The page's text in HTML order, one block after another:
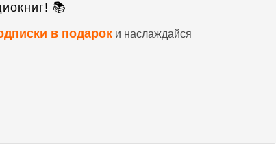
📚
в подарок и наслаждайся